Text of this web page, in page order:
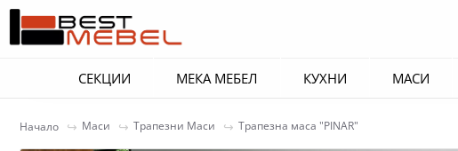
СЕКЦИИ МЕКА МЕБЕЛ КУХНИ МАСИ
Начало Маси Трапезни Маси Трапезна маса "PINAR"